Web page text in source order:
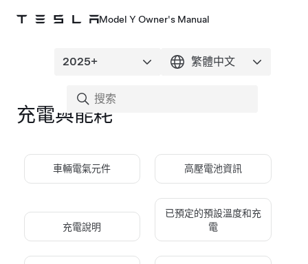
Model Y Owner's Manual
充電與能耗
車輛電氣元件 高壓電池資訊
充電說明
已預定的預設溫度和充
電